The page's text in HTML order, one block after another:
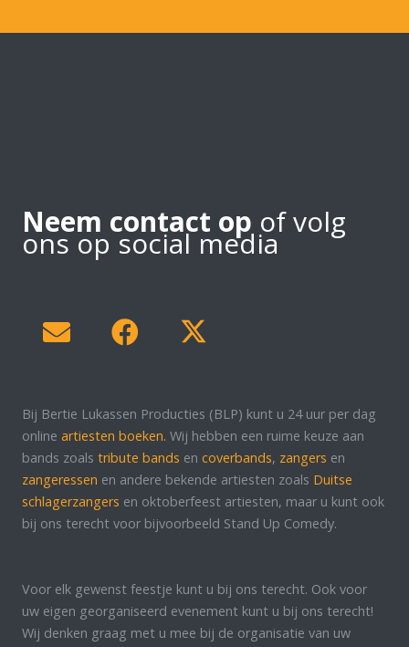
Neem contact op of volg
ons op social media
Bij Bertie Lukassen Producties (BLP) kunt u 24 uur per dag
online artiesten boeken. Wij hebben een ruime keuze aan
bands zoals tribute bands en coverbands, zangers en
zangeressen en andere bekende artiesten zoals Duitse
schlagerzangers en oktoberfeest artiesten, maar u kunt ook
bij ons terecht voor bijvoorbeeld Stand Up Comedy.
Voor elk gewenst feestje kunt u bij ons terecht. Ook voor
uw eigen georganiseerd evenement kunt u bij ons terecht!
Wij denken graag met u mee bij de organisatie van uw